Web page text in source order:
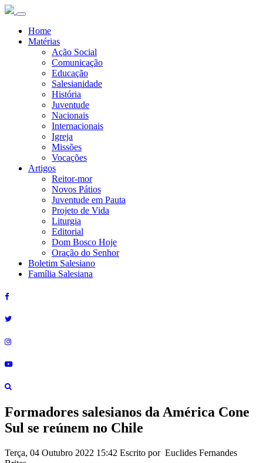
Home
Matérias
Ação Social
Comunicação
Educação
Salesianidade
História
Juventude
Nacionais
Internacionais
Igreja
Missões
Vocações
Artigos
Reitor-mor
Novos Pátios
Juventude em Pauta
Projeto de Vida
Liturgia
Editorial
Dom Bosco Hoje
Oração do Senhor
Boletim Salesiano
Família Salesiana
Formadores salesianos da América Cone
Sul se reúnem no Chile
Terça, 04 Outubro 2022 15:42 Escrito por Euclides Fernandes